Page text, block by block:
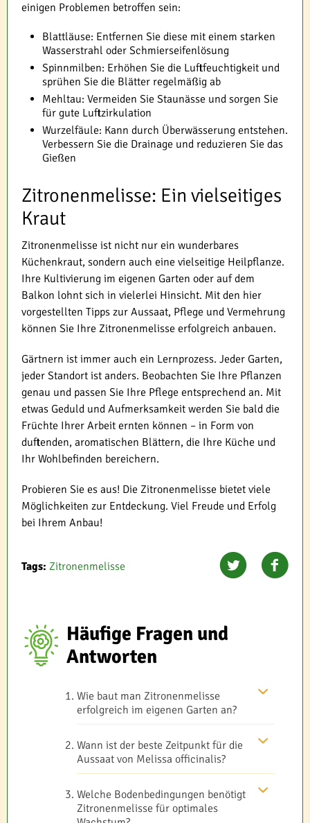
einigen Problemen betroffen sein:
Blattläuse: Entfernen Sie diese mit einem starken
Wasserstrahl oder Schmierseifenlösung
Spinnmilben: Erhöhen Sie die Luftfeuchtigkeit und
sprühen Sie die Blätter regelmäßig ab
Mehltau: Vermeiden Sie Staunässe und sorgen Sie
für gute Luftzirkulation
Wurzelfäule: Kann durch Überwässerung entstehen.
Verbessern Sie die Drainage und reduzieren Sie das
Gießen
Zitronenmelisse: Ein vielseitiges
Kraut
Zitronenmelisse ist nicht nur ein wunderbares
Küchenkraut, sondern auch eine vielseitige Heilpflanze.
Ihre Kultivierung im eigenen Garten oder auf dem
Balkon lohnt sich in vielerlei Hinsicht. Mit den hier
vorgestellten Tipps zur Aussaat, Pflege und Vermehrung
können Sie Ihre Zitronenmelisse erfolgreich anbauen.
Gärtnern ist immer auch ein Lernprozess. Jeder Garten,
jeder Standort ist anders. Beobachten Sie Ihre Pflanzen
genau und passen Sie Ihre Pflege entsprechend an. Mit
etwas Geduld und Aufmerksamkeit werden Sie bald die
Früchte Ihrer Arbeit ernten können – in Form von
duftenden, aromatischen Blättern, die Ihre Küche und
Ihr Wohlbefinden bereichern.
Probieren Sie es aus! Die Zitronenmelisse bietet viele
Möglichkeiten zur Entdeckung. Viel Freude und Erfolg
bei Ihrem Anbau!
Tags: Zitronenmelisse
Häufige Fragen und
Antworten
Wie baut man Zitronenmelisse
erfolgreich im eigenen Garten an?
Wann ist der beste Zeitpunkt für die
Aussaat von Melissa officinalis?
Welche Bodenbedingungen benötigt
Zitronenmelisse für optimales